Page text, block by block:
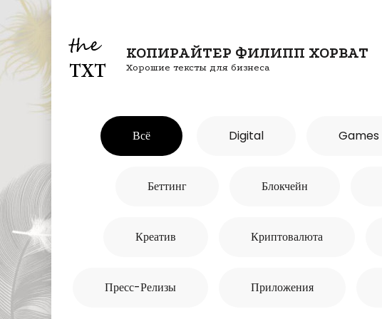
Перейти
содержимому
(нажмите
Enter)
КОПИРАЙТЕР ФИЛИПП ХОРВАТ
Хорошие тексты для бизнеса
Всё Digital Games
Беттинг Блокчейн
Креатив Криптовалюта
Пресс-Релизы Приложения